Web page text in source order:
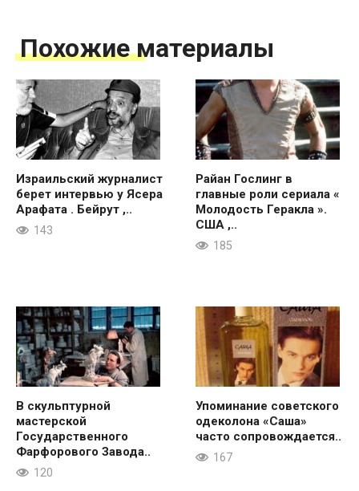
Похожие материалы
Израильский журналист
берет интервью у Ясера
Арафата . Бейрут ,..
143
Райан Гослинг в
главные роли сериала «
Молодость Геракла ».
США ,..
185
В скульптурной
мастерской
Государственного
Фарфорового Завода..
120
Упоминание советского
одеколона «Саша»
часто сопровождается..
167